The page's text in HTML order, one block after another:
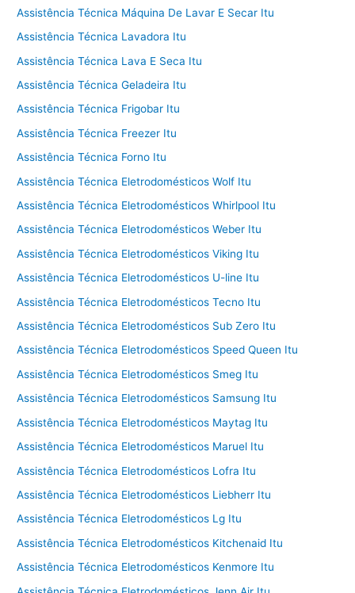
Assistência Técnica Máquina De Lavar E Secar Itu
Assistência Técnica Lavadora Itu
Assistência Técnica Lava E Seca Itu
Assistência Técnica Geladeira Itu
Assistência Técnica Frigobar Itu
Assistência Técnica Freezer Itu
Assistência Técnica Forno Itu
Assistência Técnica Eletrodomésticos Wolf Itu
Assistência Técnica Eletrodomésticos Whirlpool Itu
Assistência Técnica Eletrodomésticos Weber Itu
Assistência Técnica Eletrodomésticos Viking Itu
Assistência Técnica Eletrodomésticos U-line Itu
Assistência Técnica Eletrodomésticos Tecno Itu
Assistência Técnica Eletrodomésticos Sub Zero Itu
Assistência Técnica Eletrodomésticos Speed Queen Itu
Assistência Técnica Eletrodomésticos Smeg Itu
Assistência Técnica Eletrodomésticos Samsung Itu
Assistência Técnica Eletrodomésticos Maytag Itu
Assistência Técnica Eletrodomésticos Maruel Itu
Assistência Técnica Eletrodomésticos Lofra Itu
Assistência Técnica Eletrodomésticos Liebherr Itu
Assistência Técnica Eletrodomésticos Lg Itu
Assistência Técnica Eletrodomésticos Kitchenaid Itu
Assistência Técnica Eletrodomésticos Kenmore Itu